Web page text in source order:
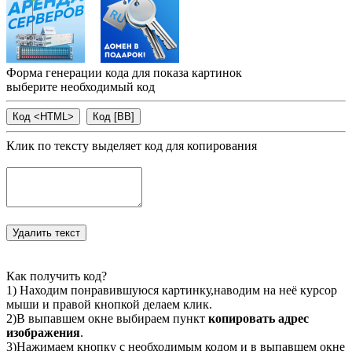
Форма генерации кода для показа картинок
выберите необходимый код
Клик по тексту выделяет код для копирования
Как получить код?
1) Находим понравившуюся картинку,наводим на неё курсор
мыши и правой кнопкой делаем клик.
2)В выпавшем окне выбираем пункт копировать адрес
изображения.
3)Нажимаем кнопку с необходимым кодом и в выпавшем окне